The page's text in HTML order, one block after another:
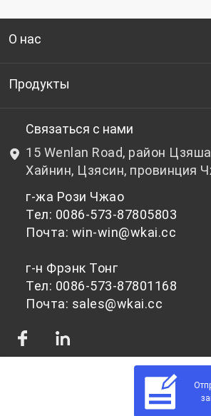
О нас
Кто мы
НИОКР
Новости и события
политика конфиденциальности
Продукты
Бутылочный ПЭТ-гранулят
Небутылочный ПЭТ-гранулят
Связаться с нами
15 Wenlan Road, район
Хайнин, Цзясин, провинция
г-жа Рози Чжао
Тел: 0086-573-87805803
Почта: win-win@wkai.cc
г-н Фрэнк Тонг
Тел: 0086-573-87801168
Почта: sales@wkai.cc
© 2026 Сырье для ПЭТ-чипсов для различного
Поставщик высококачественного ПЭТ-пластика